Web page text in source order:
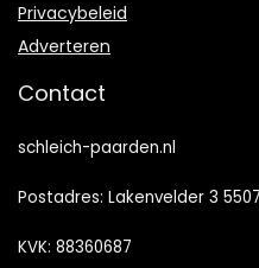
Privacybeleid
Adverteren
Contact
schleich-paarden.nl
Postadres: Lakenvelder 3
KVK: 88360687